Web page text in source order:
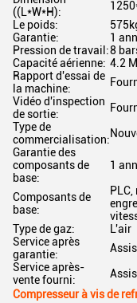
((L*W*H):
Le poids:
Garantie:
1
Pression de travail:8
Capacité aérienne: 4.2
Rapport d'essai de
la machine:
Vidéo d'inspection
de sortie:
Type de
commercialisation:
Garantie des
composants de
base:
1
Composants de
base:
Type de gaz:
L'air
Service après
garantie:
Service après-
vente fourni:
Compresseur à vis de